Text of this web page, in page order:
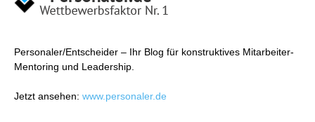
Personaler/Entscheider – Ihr Blog für konstruktives Mitarbeiter-
Mentoring und Leadership.
Jetzt ansehen: www.personaler.de